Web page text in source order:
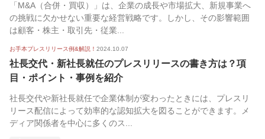
「M&A（合併・買収）」は、企業の成長や市場拡大、新規事業へ
の挑戦に欠かせない重要な経営戦略です。しかし、その影響範囲
は顧客・株主・取引先・従業...
お手本プレスリリース例&解説！ 2024.10.07
社長交代・新社長就任のプレスリリースの書き方は？項
目・ポイント・事例を紹介
社長交代や新社長就任で企業体制が変わったときには、プレスリ
リース配信によって効率的な認知拡大を図ることができます。メ
ディア関係者を中心に多くのス...